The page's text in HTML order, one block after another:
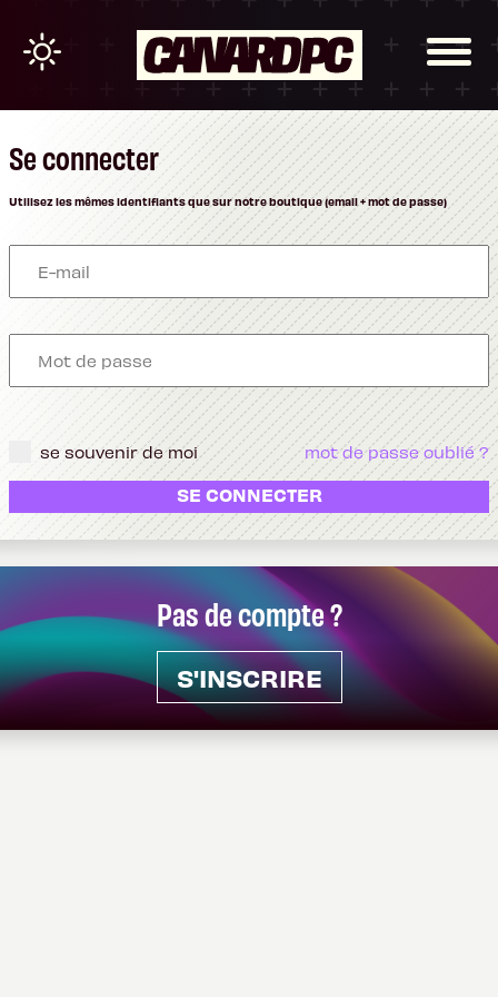
Pas de compte ?
S'INSCRIRE
Se connecter
Utilisez les mêmes identifiants que sur notre boutique (email + mot de passe)
se souvenir de moi mot de passe oublié ?
SE CONNECTER